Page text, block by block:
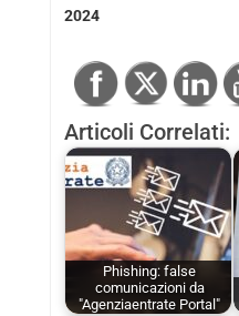
2024
Articoli Correlati:
Phishing: false
comunicazioni da
"Agenziaentrate Portal"